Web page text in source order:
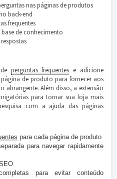
nas páginas de produtos
back-end
frequentes
de conhecimento
perguntas frequentes e adicione
de produto para fornecer aos
abrangente.Além disso, a extensão
para tornar sua loja mais
com a ajuda das páginas
para cada página de produto
para navegar rapidamente
para evitar conteúdo